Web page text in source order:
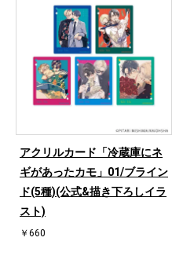
アクリルカード「冷蔵庫にネ
ギがあったカモ」01/ブライン
ド(5種)(公式&描き下ろしイラ
スト)
￥660